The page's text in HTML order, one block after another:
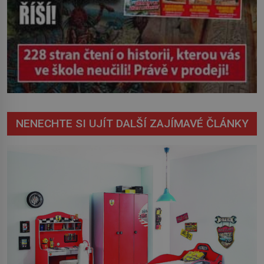
NENECHTE SI UJÍT DALŠÍ ZAJÍMAVÉ ČLÁNKY